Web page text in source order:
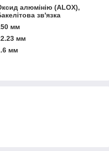
алюмінію (ALOX),
зв'язка
мм
мм
мм